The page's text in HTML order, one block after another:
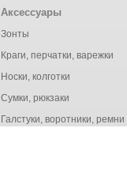
Аксессуары
Зонты
Краги, перчатки, варежки
Носки, колготки
Сумки, рюкзаки
Галстуки, воротники, ремни